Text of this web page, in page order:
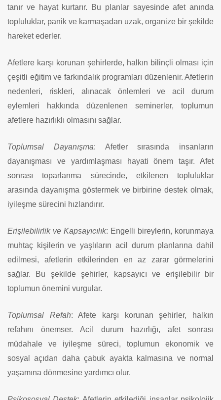
tanır ve hayat kurtarır. Bu planlar sayesinde afet anında
topluluklar, panik ve karmaşadan uzak, organize bir şekilde
hareket ederler.
Afetlere karşı korunan şehirlerde, halkın bilinçli olması için
çeşitli eğitim ve farkındalık programları düzenlenir. Afetlerin
nedenleri, riskleri, alınacak önlemleri ve acil durum
eylemleri hakkında düzenlenen seminerler, toplumun
afetlere hazırlıklı olmasını sağlar.
Toplumsal Dayanışma: Afetler sırasında insanların
dayanışması ve yardımlaşması hayati önem taşır. Afet
sonrası toparlanma sürecinde, etkilenen topluluklar
arasında dayanışma göstermek ve birbirine destek olmak,
iyileşme sürecini hızlandırır.
Erişilebilirlik ve Kapsayıcılık: Engelli bireylerin, korunmaya
muhtaç kişilerin ve yaşlıların acil durum planlarına dahil
edilmesi, afetlerin etkilerinden en az zarar görmelerini
sağlar. Bu şekilde şehirler, kapsayıcı ve erişilebilir bir
toplumun önemini vurgular.
Toplumsal Refah: Afete karşı korunan şehirler, halkın
refahını önemser. Acil durum hazırlığı, afet sonrası
müdahale ve iyileşme süreci, toplumun ekonomik ve
sosyal açıdan daha çabuk ayakta kalmasına ve normal
yaşamına dönmesine yardımcı olur.